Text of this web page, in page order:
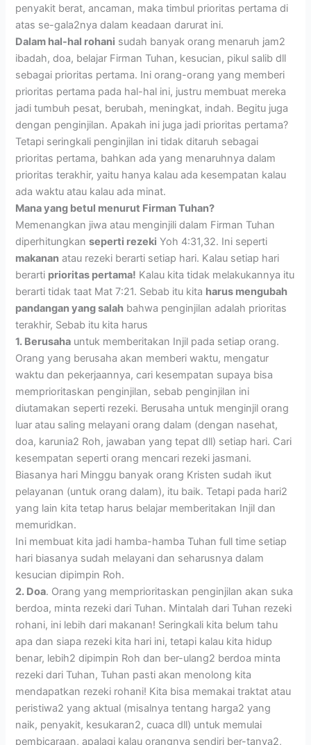
penyakit berat, ancaman, maka timbul prioritas pertama di
atas se-gala2nya dalam keadaan darurat ini.
Dalam hal-hal rohani sudah banyak orang menaruh jam2
ibadah, doa, belajar Firman Tuhan, kesucian, pikul salib dll
sebagai prioritas pertama. Ini orang-orang yang memberi
prioritas pertama pada hal-hal ini, justru membuat mereka
jadi tumbuh pesat, berubah, meningkat, indah. Begitu juga
dengan penginjilan. Apakah ini juga jadi prioritas pertama?
Tetapi seringkali penginjilan ini tidak ditaruh sebagai
prioritas pertama, bahkan ada yang menaruhnya dalam
prioritas terakhir, yaitu hanya kalau ada kesempatan kalau
ada waktu atau kalau ada minat.
Mana yang betul menurut Firman Tuhan?
Memenangkan jiwa atau menginjili dalam Firman Tuhan
diperhitungkanseperti rezeki Yoh 4:31,32. Ini seperti
makanan atau rezeki berarti setiap hari. Kalau setiap hari
berarti prioritas pertama! Kalau kita tidak melakukannya itu
berarti tidak taat Mat 7:21. Sebab itu kita harus mengubah
pandangan yang salah bahwa penginjilan adalah prioritas
terakhir, Sebab itu kita harus
1. Berusaha untuk memberitakan Injil pada setiap orang.
Orang yang berusaha akan memberi waktu, mengatur
waktu dan pekerjaannya, cari kesempatan supaya bisa
memprioritaskan penginjilan, sebab penginjilan ini
diutamakan seperti rezeki. Berusaha untuk menginjil orang
luar atau saling melayani orang dalam (dengan nasehat,
doa, karunia2 Roh, jawaban yang tepat dll) setiap hari. Cari
kesempatan seperti orang mencari rezeki jasmani.
Biasanya hari Minggu banyak orang Kristen sudah ikut
pelayanan (untuk orang dalam), itu baik. Tetapi pada hari2
yang lain kita tetap harus belajar memberitakan Injil dan
memuridkan.
Ini membuat kita jadi hamba-hamba Tuhan full time setiap
hari biasanya sudah melayani dan seharusnya dalam
kesucian dipimpin Roh.
2. Doa. Orang yang memprioritaskan penginjilan akan suka
berdoa, minta rezeki dari Tuhan. Mintalah dari Tuhan rezeki
rohani, ini lebih dari makanan! Seringkali kita belum tahu
apa dan siapa rezeki kita hari ini, tetapi kalau kita hidup
benar, lebih2 dipimpin Roh dan ber-ulang2 berdoa minta
rezeki dari Tuhan, Tuhan pasti akan menolong kita
mendapatkan rezeki rohani! Kita bisa memakai traktat atau
peristiwa2 yang aktual (misalnya tentang harga2 yang
naik, penyakit, kesukaran2, cuaca dll) untuk memulai
pembicaraan, apalagi kalau orangnya sendiri ber-tanya2,